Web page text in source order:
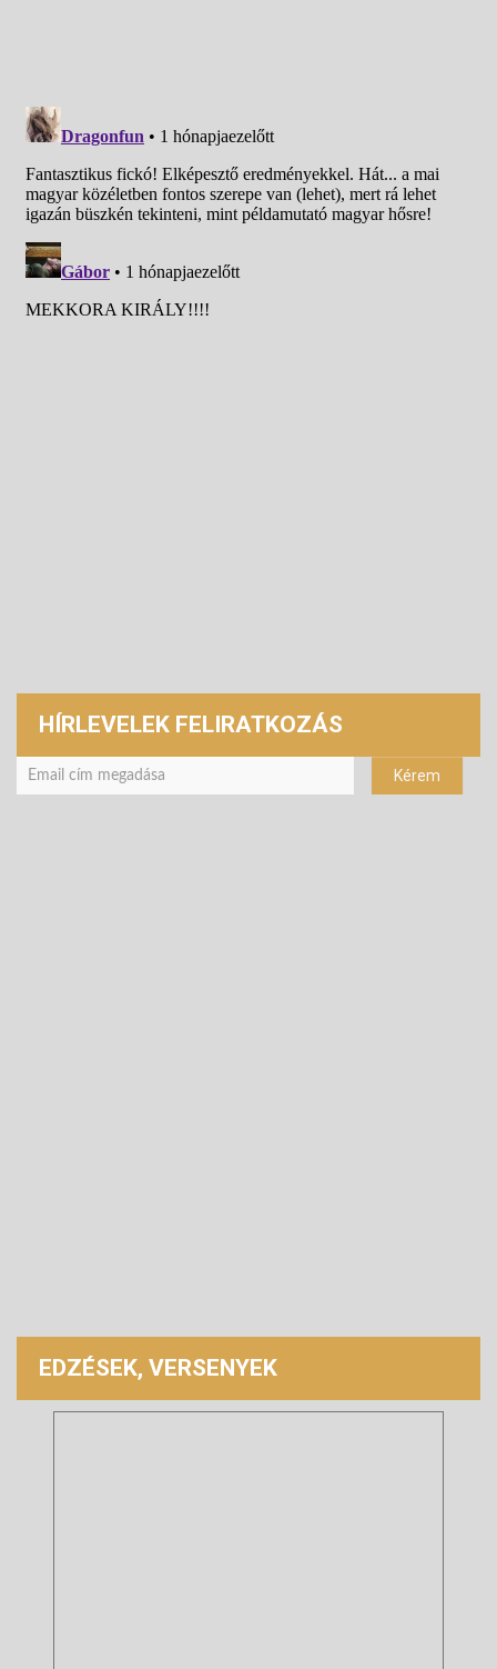
HÍRLEVELEK FELIRATKOZÁS
EDZÉSEK, VERSENYEK